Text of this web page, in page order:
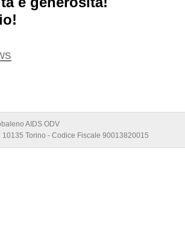
AIDS ODV
Torino - Codice Fiscale 90013820015